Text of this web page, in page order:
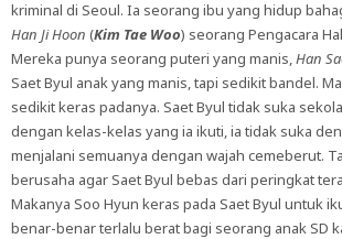
kriminal di Seoul. Ia seorang ibu yang hidup
Han Ji Hoon (Kim Tae Woo) seorang Pengacara
Mereka punya seorang puteri yang manis, Han
Saet Byul anak yang manis, tapi sedikit bandel.
sedikit keras padanya. Saet Byul tidak suka
dengan kelas-kelas yang ia ikuti, ia tidak suka
menjalani semuanya dengan wajah cemeberut.
berusaha agar Saet Byul bebas dari peringkat
Makanya Soo Hyun keras pada Saet Byul untuk
benar-benar terlalu berat bagi seorang anak SD